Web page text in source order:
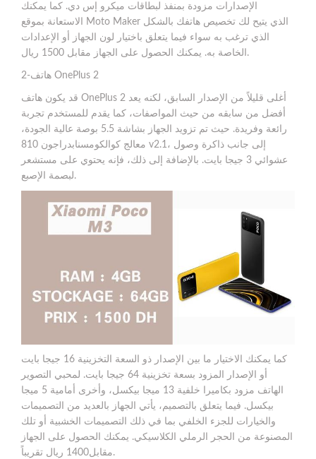
الإصدارات مزودة بمنفذ لبطاقات ميكرو إس دي. كما يمكنك
الاستعانة بموقع Moto Maker الذي يتيح لك تخصيص هاتفك بالشكل
الذي ترغب به سواء فيما يتعلق باختيار لون الجهاز أو الإعدادات
الخاصة به. يمكنك الحصول على الجهاز مقابل 1500 ريال.
2-هاتف OnePlus 2
قد يكون هاتف OnePlus 2 أغلى قليلاً من الإصدار السابق، لكنه يعد
أفضل من سابقه من حيث المواصفات، كما يقدم للمستخدم تجربة
رائعة وفريدة. حيث تم تزويد الجهاز بشاشة 5.5 بوصة عالية الجودة،
معالج كوالكومسنابدراجون 810 v2.1، إلى جانب ذاكرة وصول
عشوائي 3 جيجا بايت. بالإضافة إلى ذلك، فإنه يحتوي على مستشعر
لبصمة الإصبع.
كما يمكنك الاختيار ما بين الإصدار ذو السعة التخزينية 16 جيجا بايت
أو الإصدار المزود بسعة تخزينية 64 جيجا بايت. لمحبي التصوير
الهاتف مزود بكاميرا خلفية 13 ميجا بيكسل، وأخرى أمامية 5 ميجا
بيكسل. فيما يتعلق بالتصميم، يأتي الجهاز بالعديد من التصميمات
والخيارات للجزء الخلفي بما في ذلك التصميمات الخشبية أو تلك
المصنوعة من الحجر الرملي الكلاسيكي. يمكنك الحصول على الجهاز
مقابل1400 ريال تقريباً.